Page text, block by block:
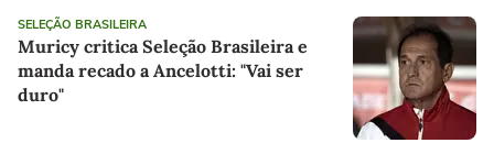
SELEÇÃO BRASILEIRA
Muricy critica Seleção Brasileira e
manda recado a Ancelotti: "Vai ser
duro"